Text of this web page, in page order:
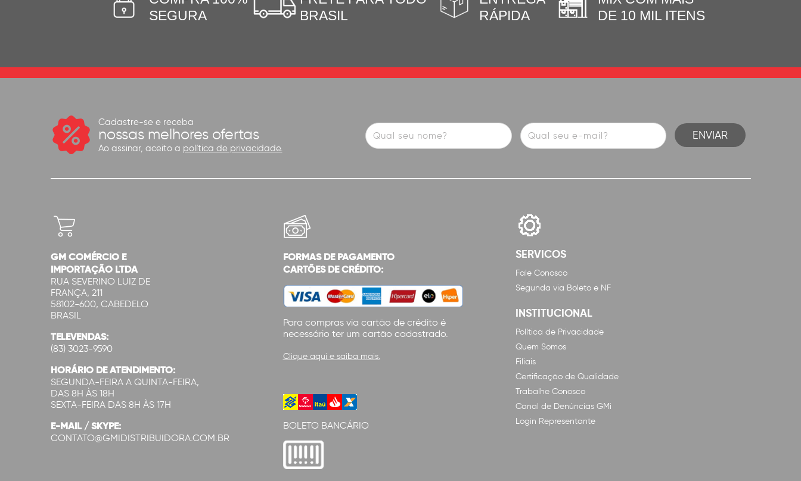
SEGURA
BRASIL
RÁPIDA
DE 10 MIL ITENS
Cadastre-se e receba
nossas melhores ofertas
Ao assinar, aceito a política de privacidade.
GM COMÉRCIO E
IMPORTAÇÃO LTDA
RUA SEVERINO LUIZ DE
FRANÇA, 211
58102-600, CABEDELO
BRASIL
TELEVENDAS:
(83) 3023-9590
HORÁRIO DE ATENDIMENTO:
SEGUNDA-FEIRA A QUINTA-FEIRA,
DAS 8H ÀS 18H
SEXTA-FEIRA DAS 8H ÀS 17H
E-MAIL / SKYPE:
CONTATO@GMIDISTRIBUIDORA.COM.BR
FORMAS DE PAGAMENTO
CARTÕES DE CRÉDITO:
Para compras via cartão de crédito é
necessário ter um cartão cadastrado.
Clique aqui e saiba mais.
BOLETO BANCÁRIO
SERVICOS
Fale Conosco
Segunda via Boleto e NF
INSTITUCIONAL
Política de Privacidade
Quem Somos
Filiais
Certificação de Qualidade
Trabalhe Conosco
Canal de Denúncias GMi
Login Representante